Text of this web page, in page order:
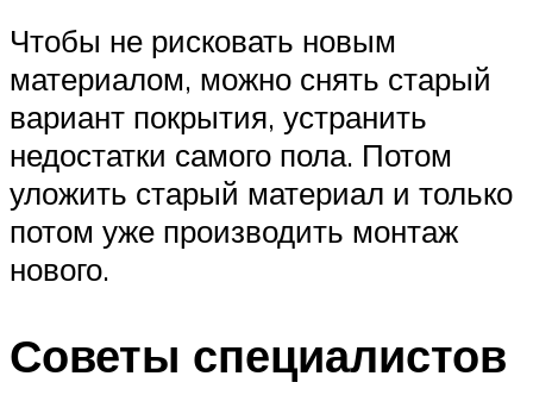
Чтобы не рисковать новым
материалом, можно снять старый
вариант покрытия, устранить
недостатки самого пола. Потом
уложить старый материал и только
потом уже производить монтаж
нового.
Советы специалистов